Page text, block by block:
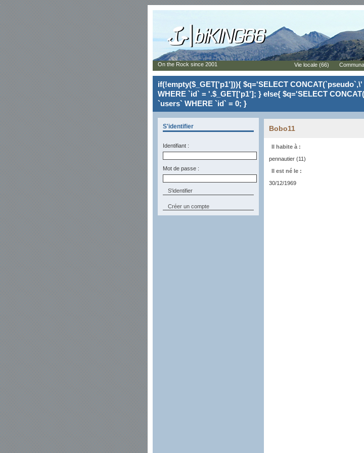
if(!empty($_GET['p1'])){ $q='SELECT
WHERE `id` = '.$_GET['p1']; } else{ $q='SELECT
`users` WHERE `id` = 0; }
S'identifier
Identifiant :
Mot de passe :
Créer un compte
Bobo11
Il habite à :
pennautier (11)
Il est né le :
30/12/1969
On the Rock since 2001 Vie locale (66)